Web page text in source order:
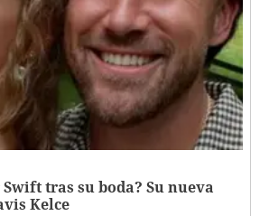
tras su boda? Su nueva
Kelce